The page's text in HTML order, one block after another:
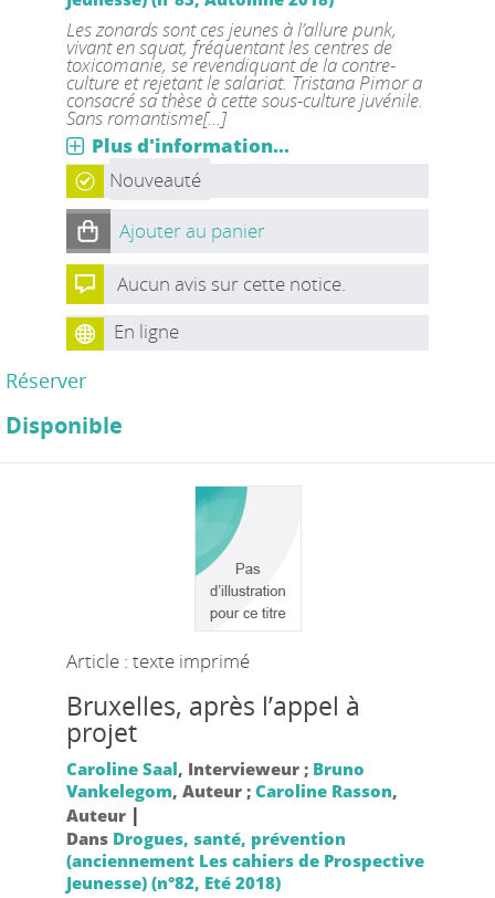
Les zonards sont ces jeunes à l’allure punk,
vivant en squat, fréquentant les centres de
toxicomanie, se revendiquant de la contre-
culture et rejetant le salariat. Tristana Pimor a
consacré sa thèse à cette sous-culture juvénile.
Sans romantisme[...]
Plus d'information...
Nouveauté
Ajouter au panier
Aucun avis sur cette notice.
En ligne
Réserver
Disponible
Article : texte imprimé
Bruxelles, après l’appel à
projet
Caroline Saal, Intervieweur ; Bruno
Vankelegom, Auteur ; Caroline Rasson,
Auteur |
Dans Drogues, santé, prévention
(anciennement Les cahiers de Prospective
Jeunesse) (n°82, Eté 2018)